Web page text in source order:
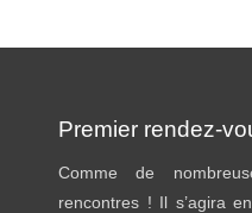
Premier rendez-
Comme de
rencontres ! Il s’agira